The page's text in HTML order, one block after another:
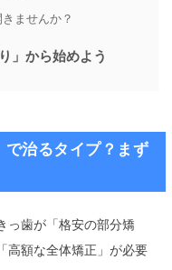
ませんか？
」から始めよう
治るタイプ？まず
っ歯が「格安の部分矯
高額な全体矯正」が必要